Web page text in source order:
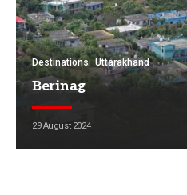
Destinations Uttarakhand
Berinag
29 August 2024